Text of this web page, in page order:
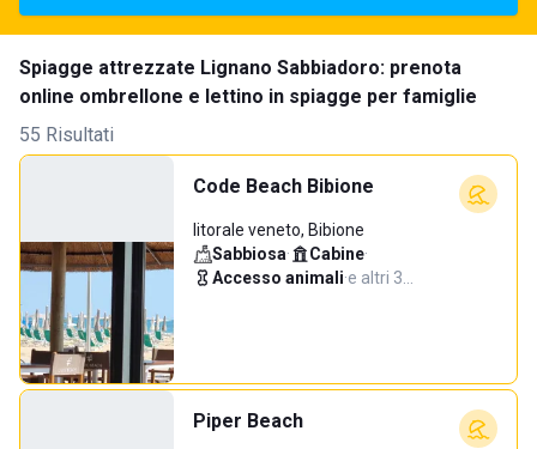
Spiagge attrezzate Lignano Sabbiadoro: prenota
online ombrellone e lettino in spiagge per famiglie
55 Risultati
Code Beach Bibione
litorale veneto, Bibione
Sabbiosa· Cabine·
Accesso animali·e altri 3…
Piper Beach